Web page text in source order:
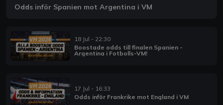
Odds inför Spanien mot Argentina i VM
18 Jul - 22:30
Boostade odds till finalen Spanien -
Argentina i Fotbolls-VM!
17 Jul - 16:33
Odds inför Frankrike mot England i VM